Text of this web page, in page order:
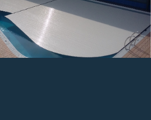
exclusivas
verde